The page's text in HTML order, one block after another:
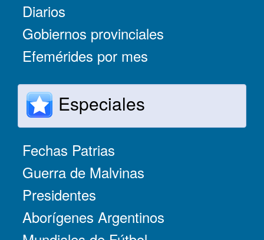
Diarios
Gobiernos provinciales
Efemérides por mes
Especiales
Fechas Patrias
Guerra de Malvinas
Presidentes
Aborígenes Argentinos